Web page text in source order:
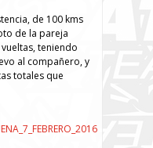
de 100 kms
de la pareja
teniendo
al compañero, y
totales que